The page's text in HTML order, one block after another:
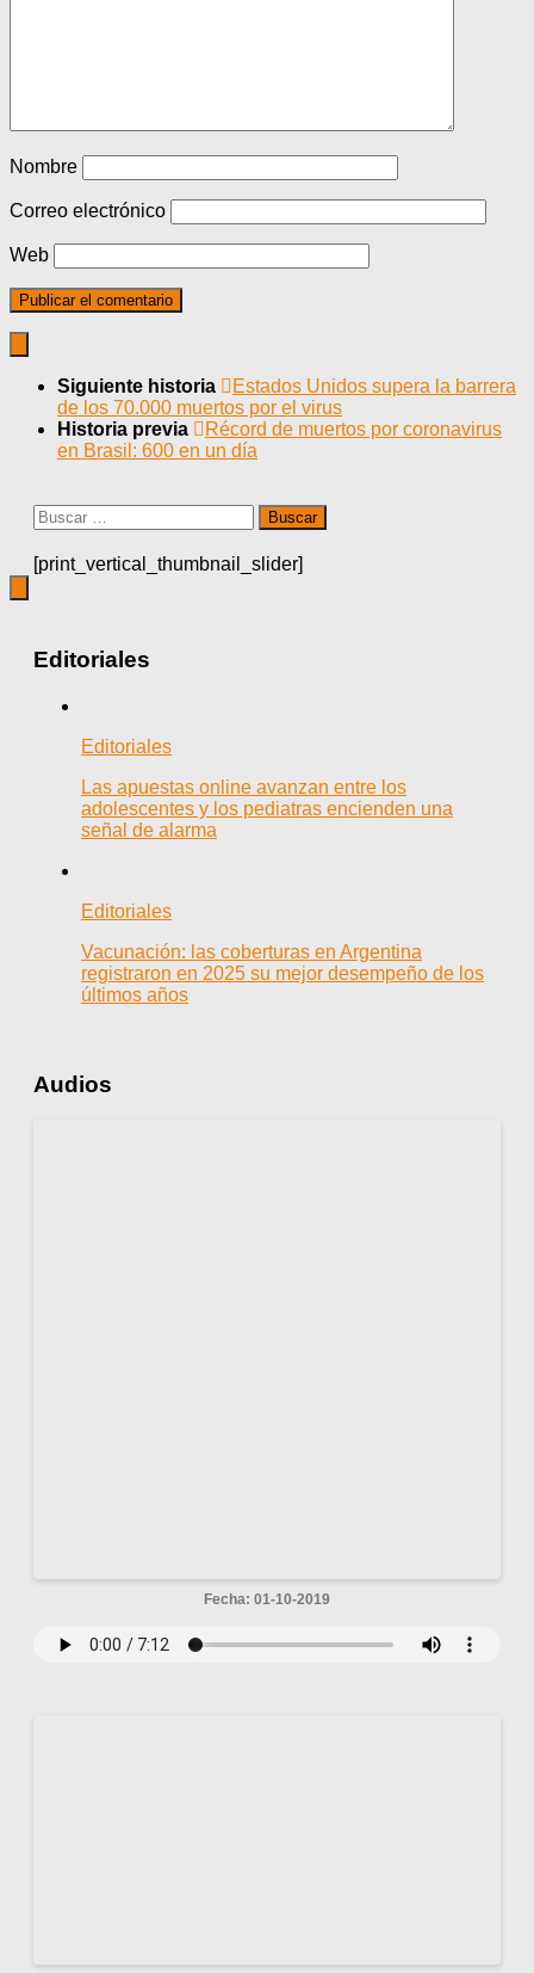
Nombre
Correo electrónico
Web
Siguiente historia
Estados Unidos supera la barrera
de los 70.000 muertos por el virus
Historia previa
Récord de muertos por coronavirus
en Brasil: 600 en un día
Buscar:
[print_vertical_thumbnail_slider]
Editoriales
Editoriales
Las apuestas online avanzan entre los
adolescentes y los pediatras encienden una
señal de alarma
Editoriales
Vacunación: las coberturas en Argentina
registraron en 2025 su mejor desempeño de los
últimos años
Audios
Fecha: 01-10-2019